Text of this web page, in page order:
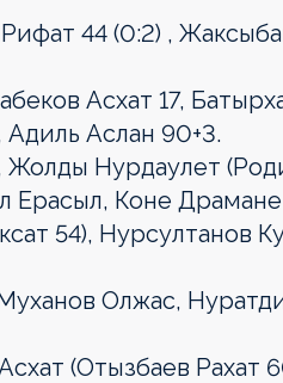
44 (0:2) ,
Асхат 17,
Аслан 90+3.
Нурдаулет
Коне Драмане
54), Нурсултанов
Олжас,
(Отызбаев Рахат